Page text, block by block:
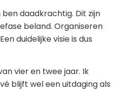
ben daadkrachtig. Dit zijn
beland. Organiseren
duidelijke visie is dus
vier en twee jaar. Ik
blijft wel een uitdaging als